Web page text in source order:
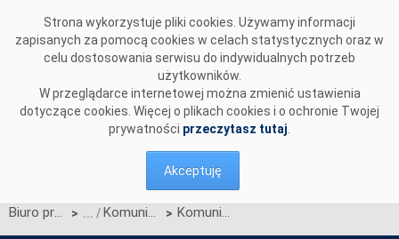
Strona wykorzystuje pliki cookies. Używamy informacji
zapisanych za pomocą cookies w celach statystycznych oraz w
celu dostosowania serwisu do indywidualnych potrzeb
użytkowników.
W przeglądarce internetowej można zmienić ustawienia
dotyczące cookies. Więcej o plikach cookies i o ochronie Twojej
prywatności przeczytasz tutaj
Akceptuję
Biuro prasowe > Komunikaty OSP > Komunikat OSP dotyczący zawieszenia procesu Jednolitego łączenia Rynków Dnia Bieżącego w dniu 15.08.2022.